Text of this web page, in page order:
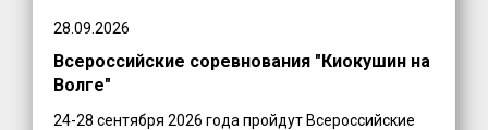
28.09.2026
Всероссийские соревнования "Киокушин на
Волге"
24-28 сентября 2026 года пройдут Всероссийские